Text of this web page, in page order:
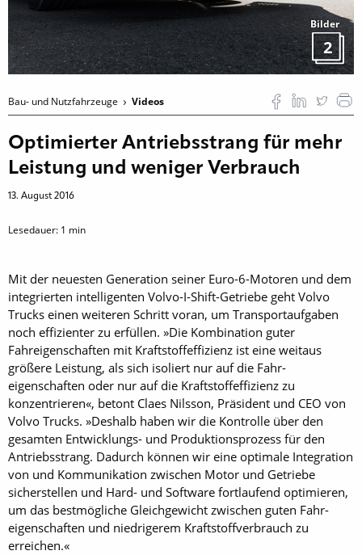
Bilder
2
Bau- und Nutzfahrzeuge Videos
Optimierter Antriebsstrang für mehr
Leistung und weniger Verbrauch
13. August 2016
Lesedauer: 1 min
Mit der neuesten Generation seiner Euro-6-Motoren und dem
integrierten intelligenten Volvo-I-Shift-Getriebe geht Volvo
Trucks einen weiteren Schritt voran, um Transportaufgaben
noch effizienter zu erfüllen. »Die Kombination guter
Fahreigenschaften mit Kraftstoffeffizienz ist eine weitaus
größere Leistung, als sich isoliert nur auf die Fahr­
eigenschaften oder nur auf die Kraftstoffeffizienz zu
konzentrieren«, betont Claes Nilsson, Präsident und CEO von
Volvo Trucks. »Deshalb haben wir die Kontrolle über den
gesamten Entwicklungs- und Produktionsprozess für den
Antriebsstrang. Dadurch können wir eine optimale Integration
von und Kommunikation zwischen Motor und Getriebe
sicherstellen und Hard- und Software fortlaufend optimieren,
um das bestmögliche Gleichgewicht zwischen guten Fahr­
eigenschaften und niedrigerem Kraftstoffverbrauch zu
erreichen.«